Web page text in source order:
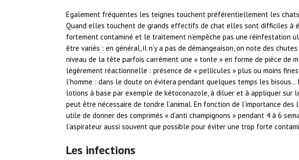
Egalement fréquentes les teignes touchent préférentiellement les
Quand elles touchent de grands effectifs de chat elles sont difficiles à
fortement contaminé et le traitement n’empêche pas une réinfestation
être variés : en général, il n’y a pas de démangeaison, on note des
niveau de la tête parfois carrément une « tonte » en forme de pièce de
légèrement réactionnelle : présence de « pellicules » plus ou moins
l’homme : dans le doute on évitera pendant quelques temps les
lotions à base par exemple de kétoconazole, à diluer et à appliquer sur
peut être nécessaire de tondre l’animal. En fonction de l’importance
utile de donner des comprimés « d’anti champignons » pendant 4 à 6
l’aspirateur aussi souvent que possible pour éviter une trop forte
Les infections